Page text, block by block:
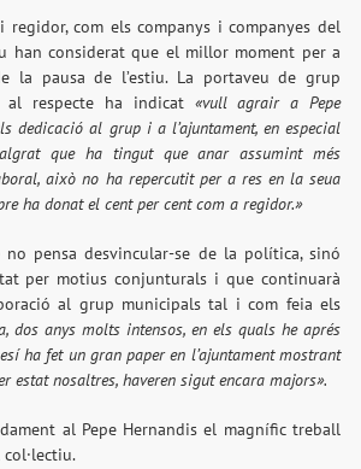
com els companys i companyes del
han considerat que el millor moment per a
la pausa de l’estiu. La portaveu de grup
al respecte ha indicat «vull agrair a Pepe
dedicació al grup i a l’ajuntament, en especial
que ha tingut que anar assumint més
això no ha repercutit per a res en la seua
ha donat el cent per cent com a regidor.»
pensa desvincular-se de la política, sinó
per motius conjunturals i que continuarà
al grup municipals tal i com feia els
dos anys molts intensos, en els quals he aprés
ha fet un gran paper en l’ajuntament mostrant
estat nosaltres, haveren sigut encara majors».
al Pepe Hernandis el magnífic treball